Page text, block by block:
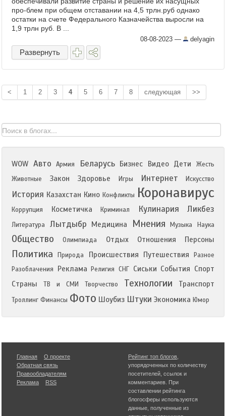
про-блем при общем отставании на 4,5 трлн.руб однако
остатки на счете Федерального Казначейства выросли на
1,9 трлн руб. В ...
08-08-2023 — delyagin
Развернуть
< 1 2 3 4 5 6 7 8 следующая >>
WOW Авто Армия Беларусь Бизнес Видео Дети
Жесть
Животные
Закон Здоровье Игры Интернет Искусство
История Казахстан Кино Конфликты Коронавирус
Коррупция Косметичка Криминал Кулинария Ликбез
Литература Лытдыбр Медицина Мнения Музыка Наука
Общество Олимпиада Отдых Отношения Персоны
Политика Природа Происшествия Путешествия
Разное
Разоблачения
Реклама Религия СНГ Сиськи События Спорт
Страны
ТВ и СМИ Творчество Технологии Транспорт
Троллинг Финансы Фото Шоубиз Штуки Экономика Юмор
Главная
О проекте
Обратная связь
Правообладателям
Реклама
RSS
Рейтинг топ блогов
упорядоченных по количеству
посетителей, ссылок и
комментариев. При
составлении рейтинга
блогосферы используются
данные, полученные из